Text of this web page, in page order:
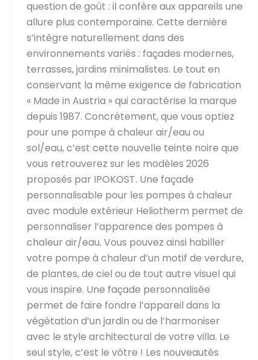
question de goût : il confère aux appareils une
allure plus contemporaine. Cette dernière
s’intègre naturellement dans des
environnements variés : façades modernes,
terrasses, jardins minimalistes. Le tout en
conservant la même exigence de fabrication
« Made in Austria » qui caractérise la marque
depuis 1987. Concrètement, que vous optiez
pour une pompe à chaleur air/eau ou
sol/eau, c’est cette nouvelle teinte noire que
vous retrouverez sur les modèles 2026
proposés par IPOKOST. Une façade
personnalisable pour les pompes à chaleur
avec module extérieur Heliotherm permet de
personnaliser l’apparence des pompes à
chaleur air/eau. Vous pouvez ainsi habiller
votre pompe à chaleur d’un motif de verdure,
de plantes, de ciel ou de tout autre visuel qui
vous inspire. Une façade personnalisée
permet de faire fondre l’appareil dans la
végétation d’un jardin ou de l’harmoniser
avec le style architectural de votre villa. Le
seul style, c’est le vôtre ! Les nouveautés